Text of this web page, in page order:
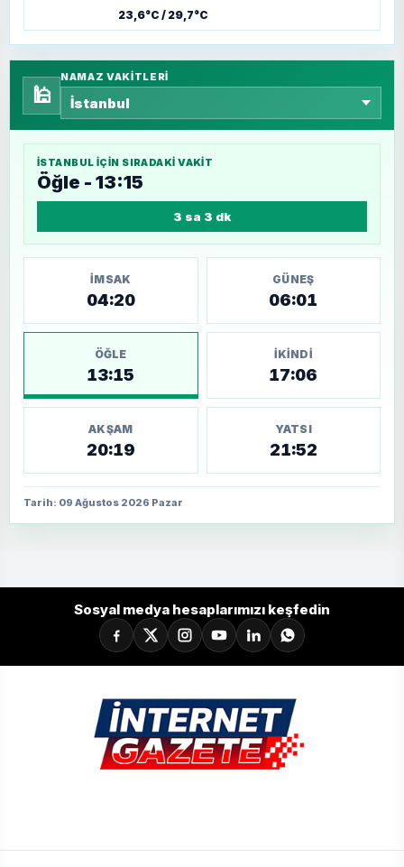
23,6°C / 29,7°C
🕌
NAMAZ VAKITLERI
İSTANBUL IÇIN SIRADAKI VAKIT
Öğle - 13:15
3 sa 3 dk
İMSAK
04:20
GÜNEŞ
06:01
ÖĞLE
13:15
İKINDI
17:06
AKŞAM
20:19
YATSI
21:52
Tarih: 09 Ağustos 2026 Pazar
Sosyal medya hesaplarımızı keşfedin